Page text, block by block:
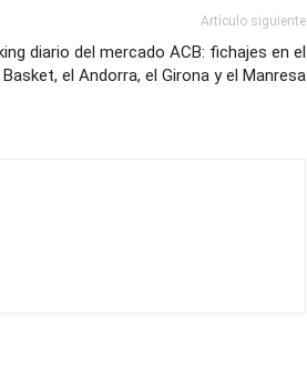
Artículo siguiente
diario del mercado ACB: fichajes en el
el Andorra, el Girona y el Manresa